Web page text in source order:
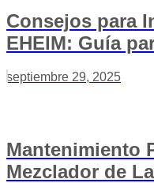
Consejos para
EHEIM: Guía
septiembre 29, 2025
Mantenimiento
Mezclador de